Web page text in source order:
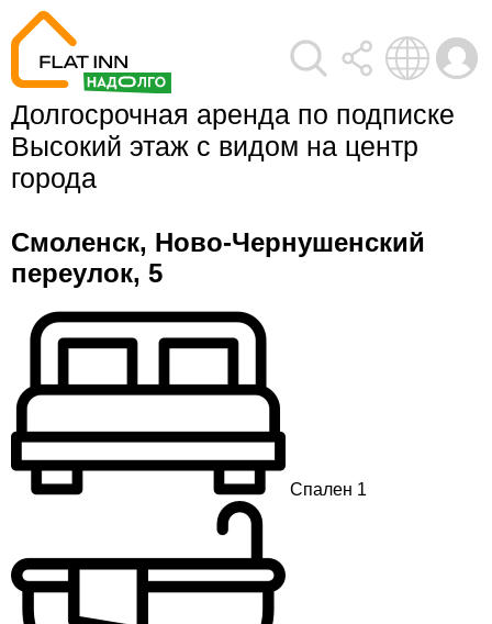
Долгосрочная аренда по подписке
Высокий этаж с видом на центр
города
Смоленск, Ново-Чернушенский
переулок, 5
Спален 1